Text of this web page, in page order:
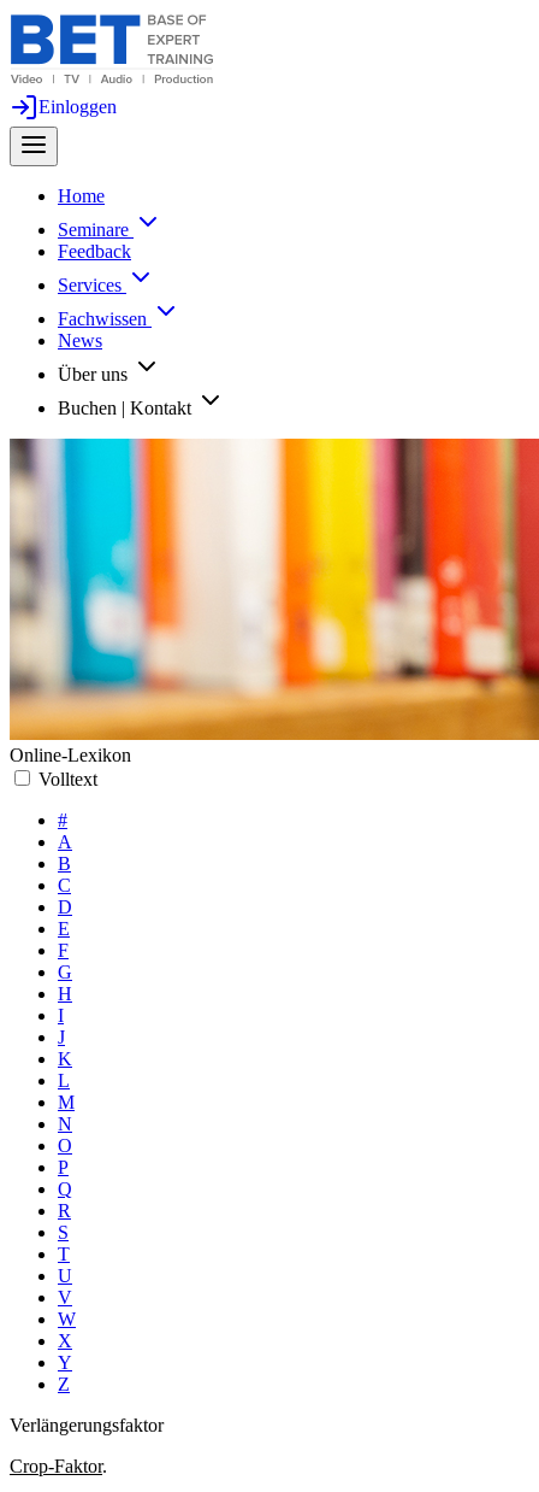
Einloggen
Home
Seminare
Feedback
Services
Fachwissen
News
Über uns
Buchen | Kontakt
Online-Lexikon
Volltext
#
A
B
C
D
E
F
G
H
I
J
K
L
M
N
O
P
Q
R
S
T
U
V
W
X
Y
Z
Verlängerungsfaktor
Crop-Faktor.